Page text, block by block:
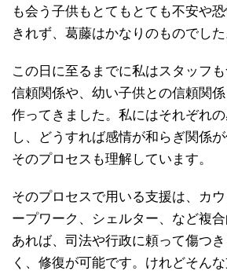
も会う子供もとてもとても不安や
きれず、葛藤はかなりのものでした
この日に至るまでに私はスタッフ
信頼関係や、幼い子供との信頼関
作ってきました。私にはそれぞれ
し、どうすれば感情が和らぎ関係が
そのプロセスも理解しています。
そのプロセスで用いる支援は、カ
ープワーク、シェルター、など複
あれば、司法や行政に頼って傷つ
く、修復が可能です。けれどそん